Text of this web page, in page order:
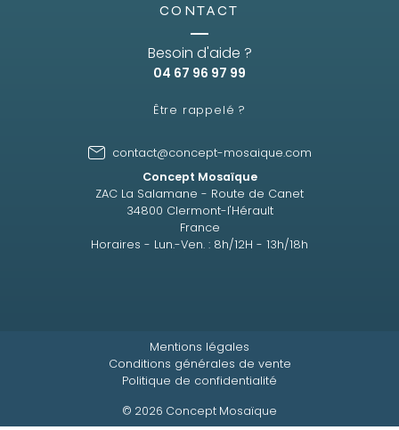
CONTACT
Besoin d'aide ?
04 67 96 97 99
Être rappelé ?
contact@concept-mosaique.com
Concept Mosaïque
ZAC La Salamane - Route de Canet
34800 Clermont-l'Hérault
France
Horaires - Lun.-Ven. : 8h/12H - 13h/18h
© 2026 Concept Mosaïque
Mentions légales
Conditions générales de vente
Politique de confidentialité